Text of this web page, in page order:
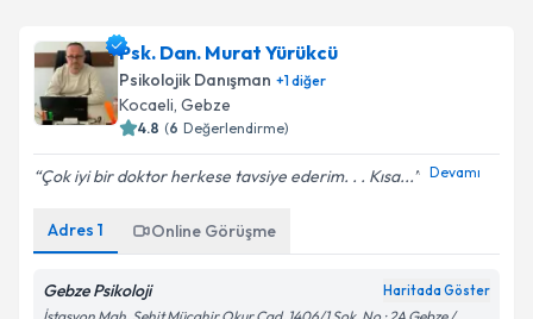
Psk. Dan. Murat Yürükcü
Psikolojik Danışman diğer
Kocaeli, Gebze
( Değerlendirme)
Çok iyi bir doktor herkese tavsiye ederim. . . Kısa...
Adres 1 Online Görüşme
Gebze Psikoloji